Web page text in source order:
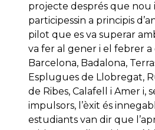
projecte després que nou
participessin a principis
pilot que es va superar
va fer al gener i el febrer
Barcelona, Badalona,
Esplugues de Llobregat,
de Ribes, Calafell i Amer i,
impulsors, l’èxit és
estudiants van dir que